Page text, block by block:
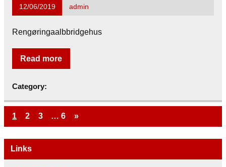
12/06/2019 admin
Rengøringaalbbridgehus
Read more
Category:
1 2 3 … 6 »
Links